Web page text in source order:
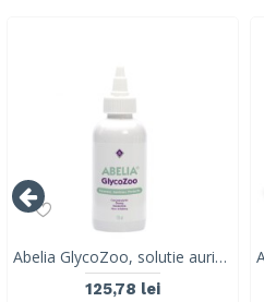
Abelia GlycoZoo, solutie auriculara de curatare,uscare, cerumenolitica, keratolitica și cu efecte lipolitice, VetNova, 118ml
125,78 lei